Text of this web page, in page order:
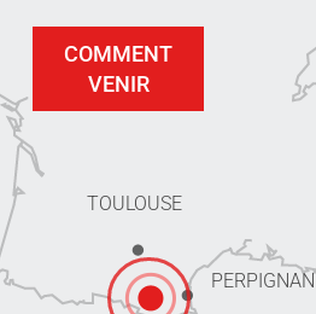
TOULOUSE
PERPIGNAN
COMMENT
VENIR